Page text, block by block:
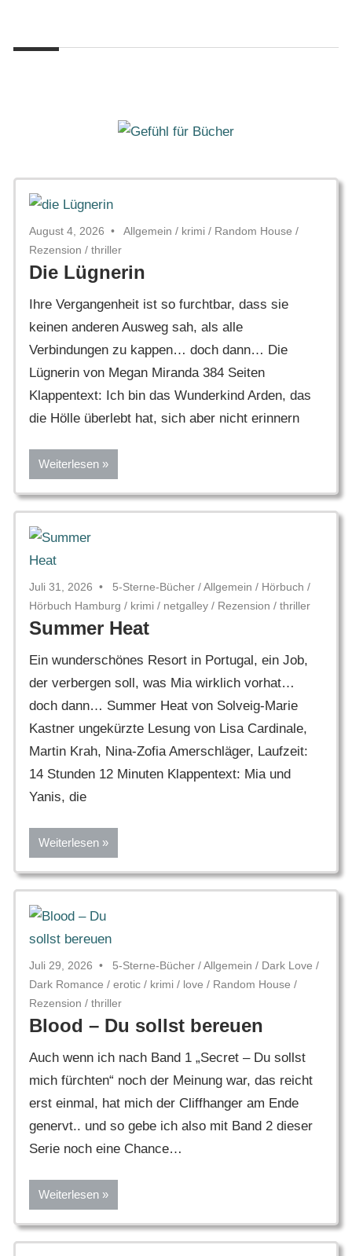
springen
Gefühl
für
August 4, 2026 Allgemein / krimi / Random House /
Rezension / thriller
Die Lügnerin
Ihre Vergangenheit ist so furchtbar, dass sie
keinen anderen Ausweg sah, als alle
Verbindungen zu kappen… doch dann… Die
Lügnerin von Megan Miranda 384 Seiten
Klappentext: Ich bin das Wunderkind Arden, das
die Hölle überlebt hat, sich aber nicht erinnern
Weiterlesen
Juli 31, 2026 5-Sterne-Bücher /Allgemein / Hörbuch /
Hörbuch Hamburg / krimi / netgalley / Rezension / thriller
Summer Heat
Ein wunderschönes Resort in Portugal, ein Job,
der verbergen soll, was Mia wirklich vorhat…
doch dann… Summer Heat von Solveig-Marie
Kastner ungekürzte Lesung von Lisa Cardinale,
Martin Krah, Nina-Zofia Amerschläger, Laufzeit:
14 Stunden 12 Minuten Klappentext: Mia und
Yanis, die
Weiterlesen
Juli 29, 2026 5-Sterne-Bücher /Allgemein / Dark Love /
Dark Romance / erotic / krimi / love / Random House /
Rezension / thriller
Blood – Du sollst bereuen
Auch wenn ich nach Band 1 „Secret – Du sollst
mich fürchten“ noch der Meinung war, das reicht
erst einmal, hat mich der Cliffhanger am Ende
genervt.. und so gebe ich also mit Band 2 dieser
Serie noch eine Chance…
Weiterlesen